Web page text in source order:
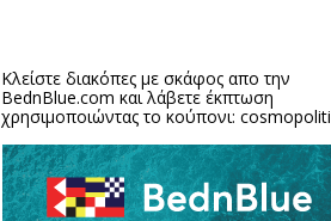
Κλείστε διακόπες με σκάφος απο την
BednBlue.com και λάβετε έκπτωση
χρησιμοποιώντας το κούπονι: cosmopoliti